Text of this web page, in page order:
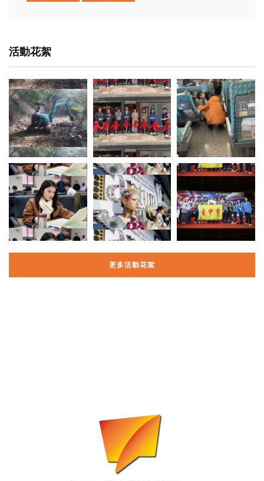
活動花絮
更多活動花絮